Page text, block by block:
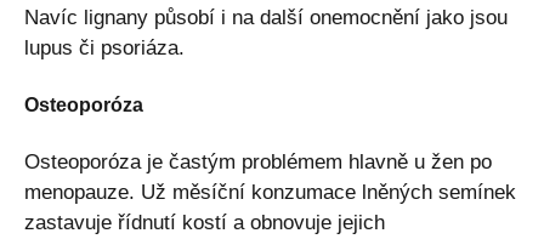
Navíc lignany působí i na další onemocnění jako jsou
lupus či psoriáza.
Osteoporóza
Osteoporóza je častým problémem hlavně u žen po
menopauze. Už měsíční konzumace lněných semínek
zastavuje řídnutí kostí a obnovuje jejich